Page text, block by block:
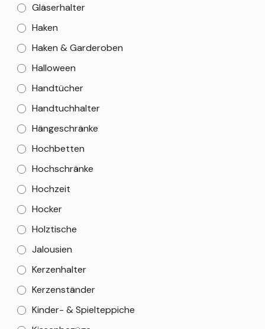
Gläserhalter
Haken
Haken & Garderoben
Halloween
Handtücher
Handtuchhalter
Hängeschränke
Hochbetten
Hochschränke
Hochzeit
Hocker
Holztische
Jalousien
Kerzenhalter
Kerzenständer
Kinder- & Spielteppiche